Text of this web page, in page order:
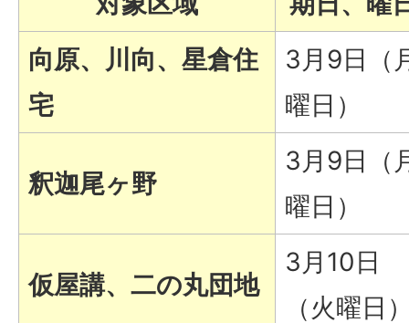
向原、川向、星倉住
宅
3月9日（
曜日）
釈迦尾ヶ野
3月9日（
曜日）
仮屋講、二の丸団地
3月10日
（火曜日